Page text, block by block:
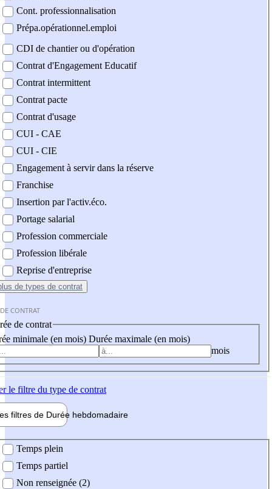
Cont. professionnalisation
Prépa.opérationnel.emploi
CDI de chantier ou d'opération
Contrat d'Engagement Educatif
Contrat intermittent
Contrat pacte
Contrat d'usage
CUI - CAE
CUI - CIE
Engagement à servir dans la réserve
Franchise
Insertion par l'activ.éco.
Portage salarial
Profession commerciale
Profession libérale
Reprise d'entreprise
de types de contrat
CONTRAT
de contrat
minimale (en mois) Durée maximale (en mois)
mois
le filtre du type de contrat
filtres de Durée hebdomadaire
Temps plein
Temps partiel
Non renseignée (2)